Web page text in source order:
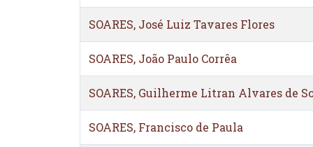
SOARES, José Luiz Tavares Flores
SOARES, João Paulo Corrêa
SOARES, Guilherme Litran Alvares de
SOARES, Francisco de Paula